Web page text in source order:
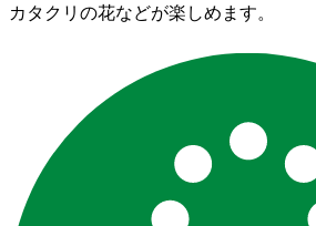
カタクリの花などが楽しめます。